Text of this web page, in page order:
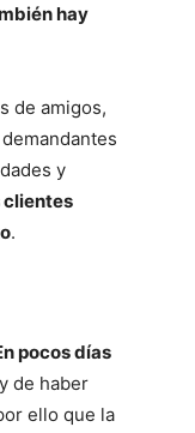
hay
de amigos,
y
clientes
.
pocos días
y de haber
ello que la